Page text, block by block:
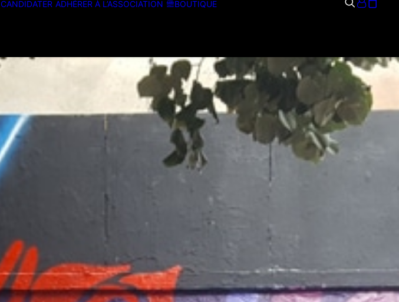
CANDIDATER ADHÉRER À L’ASSOCIATION BOUTIQUE